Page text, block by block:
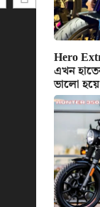
Hero
এখন
ভালো